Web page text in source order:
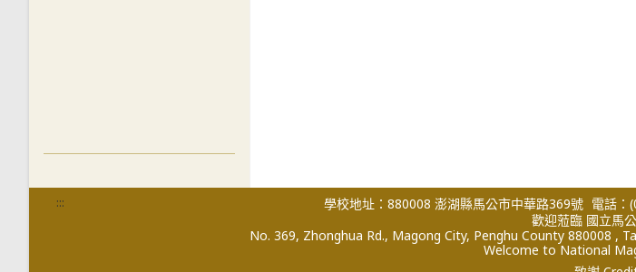
::: 學校地址：880008 澎湖縣馬公市中華路369號 電話：
歡迎蒞臨 國立馬
No. 369, Zhonghua Rd., Magong City, Penghu County 880008 ,
Welcome to National